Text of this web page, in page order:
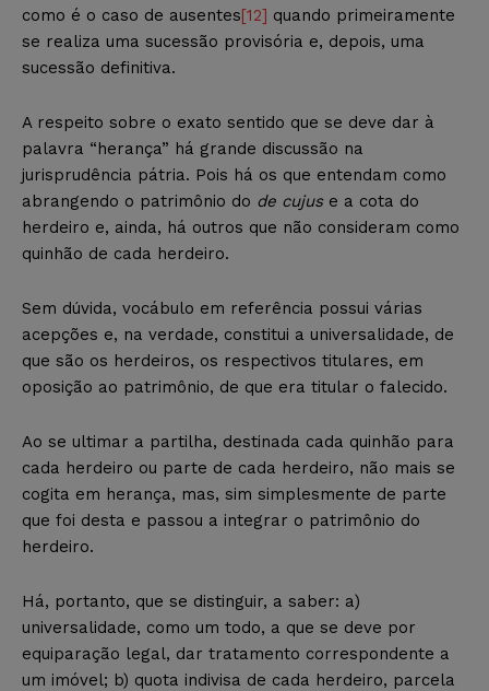
como é o caso de ausentes[12] quando primeiramente
se realiza uma sucessão provisória e, depois, uma
sucessão definitiva.
A respeito sobre o exato sentido que se deve dar à
palavra “herança” há grande discussão na
jurisprudência pátria. Pois há os que entendam como
abrangendo o patrimônio do de cujuse a cota do
herdeiro e, ainda, há outros que não consideram como
quinhão de cada herdeiro.
Sem dúvida, vocábulo em referência possui várias
acepções e, na verdade, constitui a universalidade, de
que são os herdeiros, os respectivos titulares, em
oposição ao patrimônio, de que era titular o falecido.
Ao se ultimar a partilha, destinada cada quinhão para
cada herdeiro ou parte de cada herdeiro, não mais se
cogita em herança, mas, sim simplesmente de parte
que foi desta e passou a integrar o patrimônio do
herdeiro.
Há, portanto, que se distinguir, a saber: a)
universalidade, como um todo, a que se deve por
equiparação legal, dar tratamento correspondente a
um imóvel; b) quota indivisa de cada herdeiro, parcela